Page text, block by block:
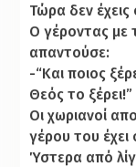
Τώρα δεν
Ο γέροντας με
απαντούσε:
-“Και ποιος
Θεός το ξέρει!”
Οι χωριανοί
γέρου του έχει
Ύστερα από